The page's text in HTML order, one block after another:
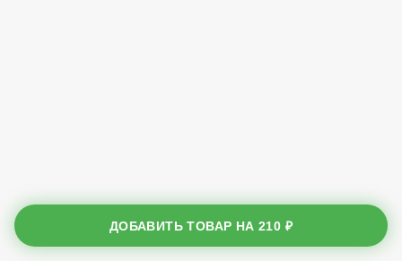
ДОБАВИТЬ ТОВАР НА210 ₽